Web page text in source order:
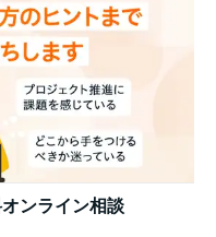
ンライン相談